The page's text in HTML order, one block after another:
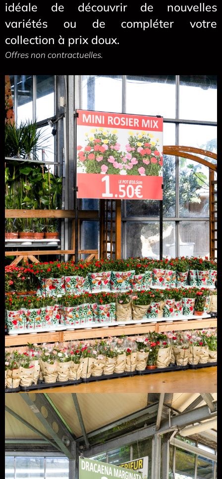
idéale de découvrir de nouvelles
variétés ou de compléter votre
collection à prix doux.
Offres non contractuelles.